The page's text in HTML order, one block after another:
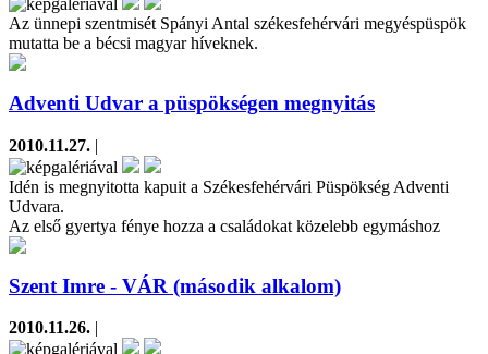
Az ünnepi szentmisét Spányi Antal székesfehérvári megyéspüspök
mutatta be a bécsi magyar híveknek.
Adventi Udvar a püspökségen megnyitás
2010.11.27. |
Idén is megnyitotta kapuit a Székesfehérvári Püspökség Adventi
Udvara.
Az első gyertya fénye hozza a családokat közelebb egymáshoz
Szent Imre - VÁR (második alkalom)
2010.11.26. |